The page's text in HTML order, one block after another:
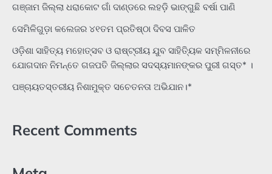
ଗଞ୍ଜାମ ଜିଲ୍ଲା ଧରାକୋଟ ଗାଁ ଦାଣ୍ଡରେ ଲହଡ଼ି ଭାଙ୍ଗୁଛି ବର୍ଷା ପାଣି
ସେମିଳିଗୁଡ଼ା କଲେଜର ୪୧ତମ ପ୍ରତିଷ୍ଠା ଦିବସ ପାଳିତ
ଓଡ଼ିଶା ସାହିତ୍ୟ ମହୋତ୍ସବ ଓ ରାଷ୍ଟ୍ରୀୟ ଯୁବ ସାହିତ୍ୟିକ ସମ୍ମିଳନୀରେ
ଯୋଗଦାନ ନିମନ୍ତେ ଗଜପତି ଜିଲ୍ଲାର ସଦସ୍ୟମାନଙ୍କର ପୁରୀ ଗସ୍ତ* ।
ପଞ୍ଚାୟତସ୍ତରୀୟ ନିଶାମୁକ୍ତ ସଚେତନତା ଅଭିଯାନ।*
Recent Comments